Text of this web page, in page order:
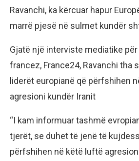
Ravanchi, ka kërcuar hapur
marrë pjesë në sulmet kundër
Gjatë një interviste mediatike
francez, France24, Ravanchi tha
liderët europianë që përfshihen
agresioni kundër Iranit
“I kam informuar tashmë
tjerët, se duhet të jenë të
përfshihen në këtë luftë